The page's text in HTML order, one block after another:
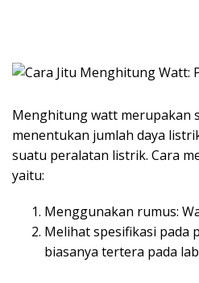
Menghitung watt merupakan
menentukan jumlah daya
suatu peralatan listrik. Cara
yaitu:
Menggunakan rumus:
Melihat spesifikasi pada
biasanya tertera pada